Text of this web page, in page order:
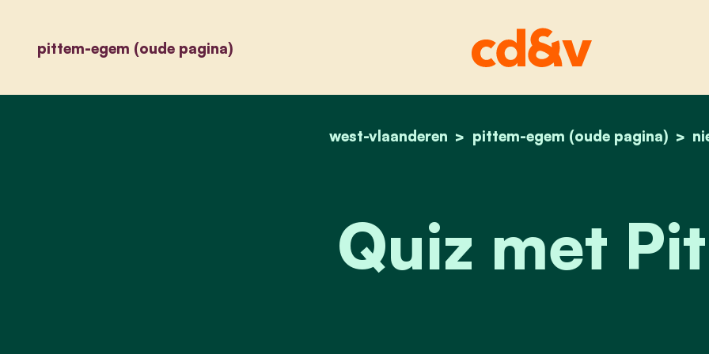
pittem-egem (oude pagina)
home
west-vlaanderen pittem-egem (oude pagina)
quiz met pit!
Quiz met